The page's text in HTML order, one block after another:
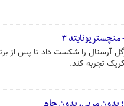
آرسنال را شکست داد تا پس از
تجربه کند.